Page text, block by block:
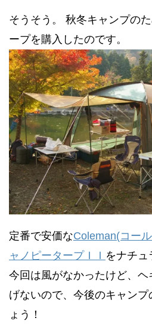
そうそう。 秋冬キャンプの
ープを購入したのです。
定番で安価なColeman(コー
ャノピータープＩＩ をナチュ
今回は風がなかったけど、
げないので、今後のキャン
ょう！